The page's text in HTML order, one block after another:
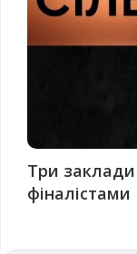
Три заклади
фіналістами